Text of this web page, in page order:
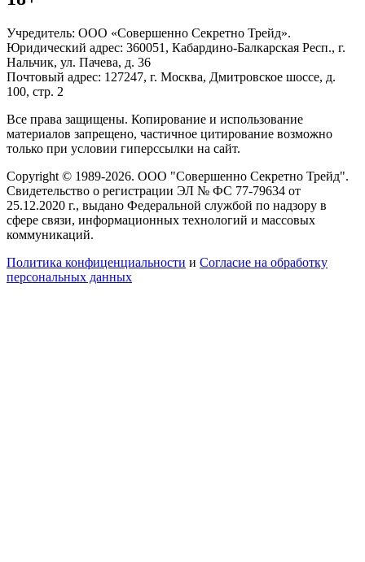
Учредитель: ООО «Совершенно Секретно Трейд».
Юридический адрес: 360051, Кабардино-Балкарская Респ., г.
Нальчик, ул. Пачева, д. 36
Почтовый адрес: 127247, г. Москва, Дмитровское шоссе, д.
100, стр. 2
Все права защищены. Копирование и использование
материалов запрещено, частичное цитирование возможно
только при условии гиперссылки на сайт.
Copyright © 1989-2026. ООО "Совершенно Секретно Трейд".
Свидетельство о регистрации ЭЛ № ФС 77-79634 от
25.12.2020 г., выдано Федеральной службой по надзору в
сфере связи, информационных технологий и массовых
коммуникаций.
Политика конфиценциальности и Согласие на обработку
персональных данных